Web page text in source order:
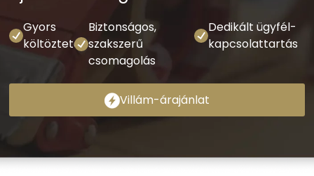
Villám-árajánlat
Gyors
költöztetés
Biztonságos,
szakszerű
csomagolás
Dedikált ügyfél-
kapcsolattartás